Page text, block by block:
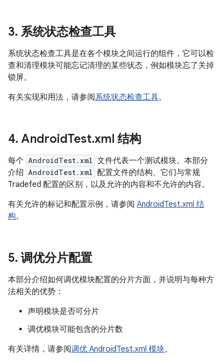
3. 系统状态检查工具
系统状态检查工具是在各个模块之间运行的组件，它可以检
查和清理模块可能忘记清理的某些状态，例如模块忘了关掉
锁屏。
有关实现和用法，请参阅系统状态检查工具。
4. AndroidTest.xml 结构
每个 AndroidTest.xml 文件代表一个测试模块。本部分
介绍 AndroidTest.xml 配置文件的结构、它们与常规
Tradefed 配置的区别，以及允许的内容和不允许的内容。
有关允许的标记和配置示例，请参阅 AndroidTest.xml 结
构。
5. 调优分片配置
本部分介绍如何调优模块配置的分片方面，并说明与每种方
法相关的优势：
声明模块是否可分片
调优模块可能包含的分片数
有关详情，请参阅调优 AndroidTest.xml 模块。